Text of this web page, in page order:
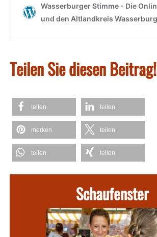
Teilen Sie diesen Beitrag!
teilen teilen
merken teilen
teilen teilen
Schaufenster